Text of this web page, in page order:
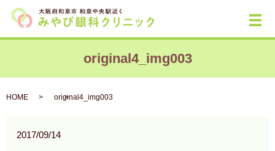
メ
original4_img003
HOME original4_img003
2017/09/14